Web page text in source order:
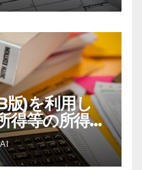
)を利用し
得等の所得税
法【令和7
業4年目)